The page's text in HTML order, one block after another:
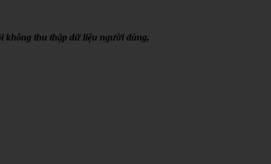
không thu thập dữ liệu người dùng,